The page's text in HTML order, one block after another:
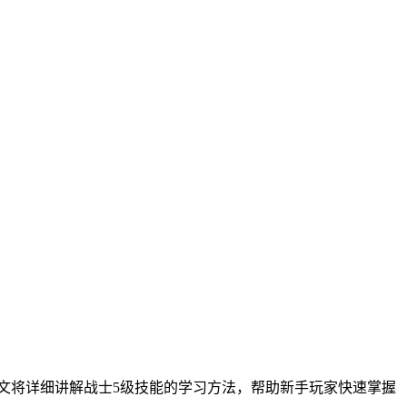
详细讲解战士5级技能的学习方法，帮助新手玩家快速掌握